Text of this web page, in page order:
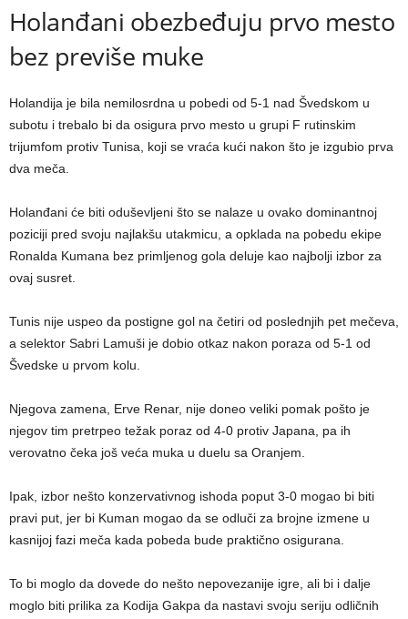
Holanđani obezbeđuju prvo mesto
bez previše muke
Holandija je bila nemilosrdna u pobedi od 5-1 nad Švedskom u
subotu i trebalo bi da osigura prvo mesto u grupi F rutinskim
trijumfom protiv Tunisa, koji se vraća kući nakon što je izgubio prva
dva meča.
Holanđani će biti oduševljeni što se nalaze u ovako dominantnoj
poziciji pred svoju najlakšu utakmicu, a opklada na pobedu ekipe
Ronalda Kumana bez primljenog gola deluje kao najbolji izbor za
ovaj susret.
Tunis nije uspeo da postigne gol na četiri od poslednjih pet mečeva,
a selektor Sabri Lamuši je dobio otkaz nakon poraza od 5-1 od
Švedske u prvom kolu.
Njegova zamena, Erve Renar, nije doneo veliki pomak pošto je
njegov tim pretrpeo težak poraz od 4-0 protiv Japana, pa ih
verovatno čeka još veća muka u duelu sa Oranjem.
Ipak, izbor nešto konzervativnog ishoda poput 3-0 mogao bi biti
pravi put, jer bi Kuman mogao da se odluči za brojne izmene u
kasnijoj fazi meča kada pobeda bude praktično osigurana.
To bi moglo da dovede do nešto nepovezanije igre, ali bi i dalje
moglo biti prilika za Kodija Gakpa da nastavi svoju seriju odličnih